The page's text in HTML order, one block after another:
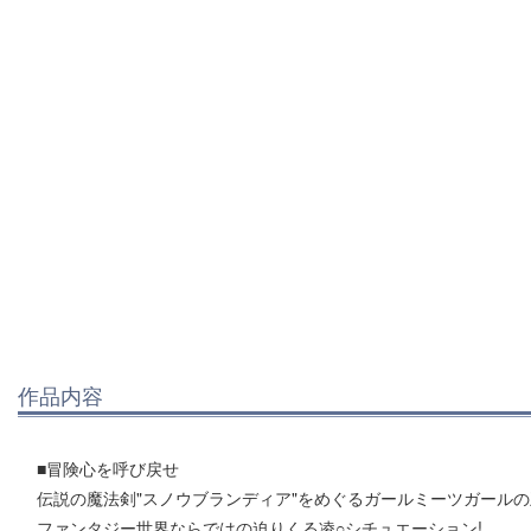
作品内容
■冒険心を呼び戻せ
伝説の魔法剣"スノウブランディア"をめぐるガールミーツガールの